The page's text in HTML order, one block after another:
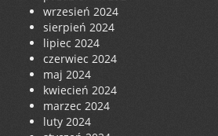
wrzesień 2024
sierpień 2024
lipiec 2024
czerwiec 2024
maj 2024
kwiecień 2024
marzec 2024
luty 2024